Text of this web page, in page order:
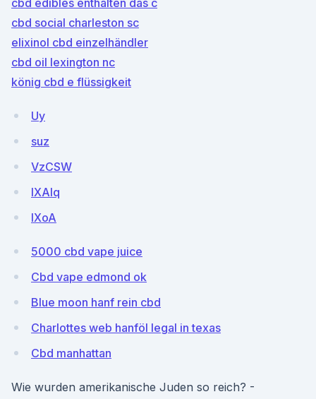
cbd edibles enthalten das c
cbd social charleston sc
elixinol cbd einzelhändler
cbd oil lexington nc
könig cbd e flüssigkeit
Uy
suz
VzCSW
lXAIq
lXoA
5000 cbd vape juice
Cbd vape edmond ok
Blue moon hanf rein cbd
Charlottes web hanföl legal in texas
Cbd manhattan
Wie wurden amerikanische Juden so reich? -